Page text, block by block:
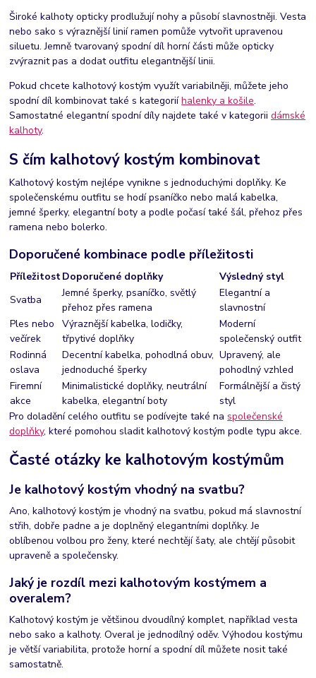
Široké kalhoty opticky prodlužují nohy a působí slavnostněji. Vesta
nebo sako s výraznější linií ramen pomůže vytvořit upravenou
siluetu. Jemně tvarovaný spodní díl horní části může opticky
zvýraznit pas a dodat outfitu elegantnější linii.
Pokud chcete kalhotový kostým využít variabilněji, můžete jeho
spodní díl kombinovat také s kategoriíhalenky a košile.
Samostatné elegantní spodní díly najdete také v kategoriidámské
kalhoty.
S čím kalhotový kostým kombinovat
Kalhotový kostým nejlépe vynikne s jednoduchými doplňky. Ke
společenskému outfitu se hodí psaníčko nebo malá kabelka,
jemné šperky, elegantní boty a podle počasí také šál, přehoz přes
ramena nebo bolerko.
Doporučené kombinace podle příležitosti
PříležitostDoporučené doplňky
Výsledný styl
Svatba
Jemné šperky, psaníčko, světlý
přehoz přes ramena
Elegantní a
slavnostní
Ples nebo
večírek
Výraznější kabelka, lodičky,
třpytivé doplňky
Moderní
společenský outfit
Rodinná
oslava
Decentní kabelka, pohodlná obuv,
jednoduché šperky
Upravený, ale
pohodlný vzhled
Firemní
akce
Minimalistické doplňky, neutrální
kabelka, elegantní boty
Formálnější a čistý
styl
Pro doladění celého outfitu se podívejte také naspolečenské
doplňky, které pomohou sladit kalhotový kostým podle typu akce.
Časté otázky ke kalhotovým kostýmům
Je kalhotový kostým vhodný na svatbu?
Ano, kalhotový kostým je vhodný na svatbu, pokud má slavnostní
střih, dobře padne a je doplněný elegantními doplňky. Je
oblíbenou volbou pro ženy, které nechtějí šaty, ale chtějí působit
upraveně a společensky.
Jaký je rozdíl mezi kalhotovým kostýmem a
overalem?
Kalhotový kostým je většinou dvoudílný komplet, například vesta
nebo sako a kalhoty. Overal je jednodílný oděv. Výhodou kostýmu
je větší variabilita, protože horní a spodní díl můžete nosit také
samostatně.